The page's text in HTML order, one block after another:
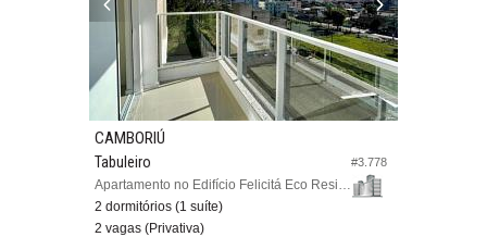
#3.778
CAMBORIÚ
Tabuleiro
Apartamento no Edifício Felicitá Eco Residencial
2 dormitórios (1 suíte)
2 vagas (Privativa)